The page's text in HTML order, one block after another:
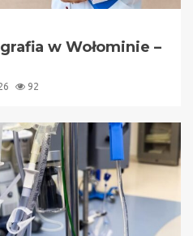
w Wołominie –
92